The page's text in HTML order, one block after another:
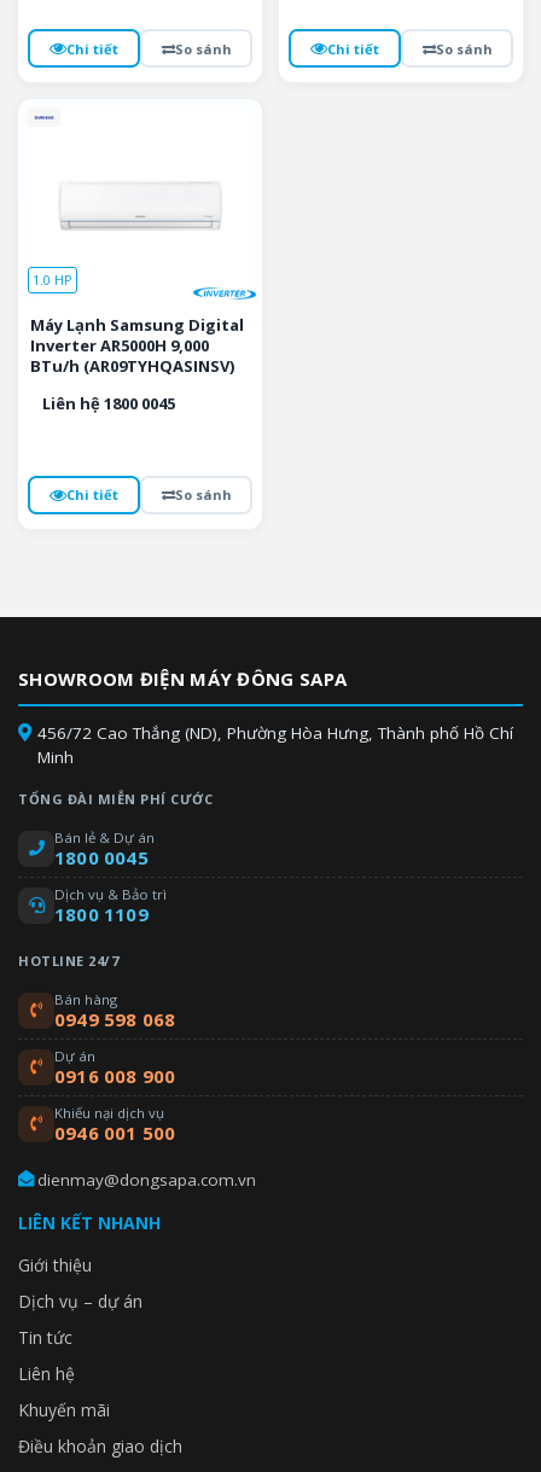
Chi tiết So sánh Chi tiết So sánh
1.0 HP
Máy Lạnh Samsung Digital
Inverter AR5000H 9,000
BTu/h (AR09TYHQASINSV)
Liên hệ 1800 0045
Chi tiết So sánh
SHOWROOM ĐIỆN MÁY ĐÔNG SAPA
456/72 Cao Thắng (ND), Phường Hòa Hưng, Thành phố Hồ Chí
Minh
TỔNG ĐÀI MIỄN PHÍ CƯỚC
Bán lẻ & Dự án
1800 0045
Dịch vụ & Bảo trì
1800 1109
HOTLINE 24/7
Bán hàng
0949 598 068
Dự án
0916 008 900
Khiếu nại dịch vụ
0946 001 500
dienmay@dongsapa.com.vn
LIÊN KẾT NHANH
Giới thiệu
Dịch vụ – dự án
Tin tức
Liên hệ
Khuyến mãi
Điều khoản giao dịch